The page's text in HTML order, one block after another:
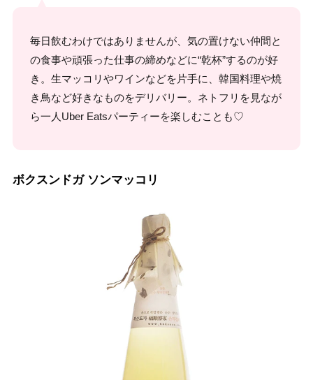
毎日飲むわけではありませんが、気の置けない仲間と
の食事や頑張った仕事の締めなどに“乾杯”するのが好
き。生マッコリやワインなどを片手に、韓国料理や焼
き鳥など好きなものをデリバリー。ネトフリを見なが
ら一人Uber Eatsパーティーを楽しむことも♡
ボクスンドガ ソンマッコリ